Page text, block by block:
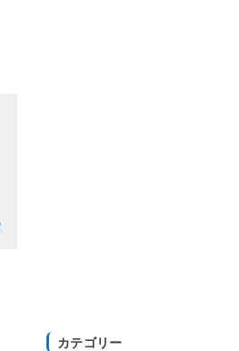
カテゴリー